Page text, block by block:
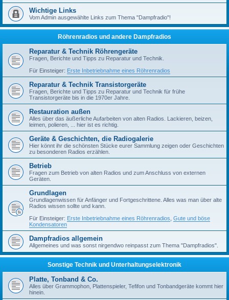
Wichtige Links
Vom Admin ausgewählte Links zum Thema "Dampfradio"!
Röhrenradios und andere Dampfradios
Reparatur & Technik Röhrengeräte
Fragen, Berichte und Tipps zu Reparatur und Technik.
Für Einsteiger: Erste Inbetriebnahme eines Röhrenradios
Reparatur & Technik Transistorgeräte
Fragen, Berichte und Tipps zu Reparatur und Technik für frühe
Transistorgeräte bis in die 1970er Jahre.
Restauration außen
Alles über das äußerliche Aufarbeiten von alten Radios. Lackieren, beizen,
leimen, polieren, ... hier ist es richtig.
Geräte & Geschichten, die Radiogalerie
Hier könnt ihr die schönsten Stücke eurer Sammlung zeigen oder Geschichten
zu besonderen Radios erzählen.
Betrieb
Fragen zum Betrieb von alten Radios und zum Anschluss von externen
Geräten.
Grundlagen
Grundlagenwissen für Anfänger und Fortgeschrittene. Alles was man über alte
Radios wissen sollte und kann.
Für Einsteiger: Erste Inbetriebnahme eines Röhrenradios Gute und böse
Kondensatoren
Dampfradios allgemein
Allgemeines und was sonst nirgendwo reinpasst zum Thema "Dampfradios".
Sonstige Technik und Unterhaltungselektronik
Platte, Tonband & Co.
Alles über Grammophon, Plattenspieler, Tefifon und Tonbandgeräte kommt hier
hinein.